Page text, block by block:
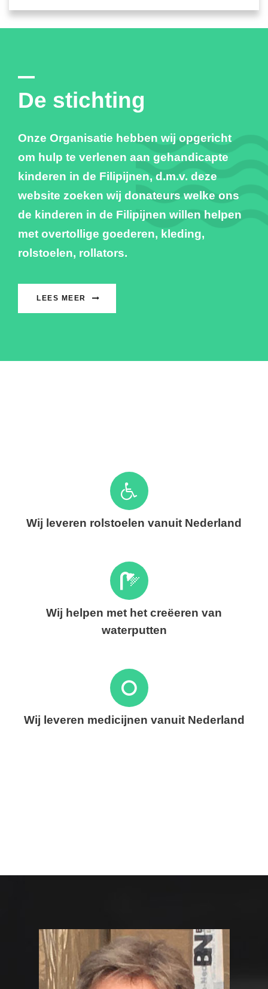
De stichting
Onze Organisatie hebben wij opgericht
om hulp te verlenen aan gehandicapte
kinderen in de Filipijnen, d.m.v. deze
website zoeken wij donateurs welke ons
de kinderen in de Filipijnen willen helpen
met overtollige goederen, kleding,
rolstoelen, rollators.
LEES MEER
Wij leveren rolstoelen vanuit Nederland
Wij helpen met het creëeren van
waterputten
Wij leveren medicijnen vanuit Nederland